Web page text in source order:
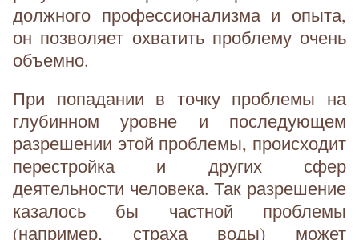
должного профессионализма и опыта,
он позволяет охватить проблему очень
объемно.
При попадании в точку проблемы на
глубинном уровне и последующем
разрешении этой проблемы, происходит
перестройка и других сфер
деятельности человека. Так разрешение
казалось бы частной проблемы
(например, страха воды) может